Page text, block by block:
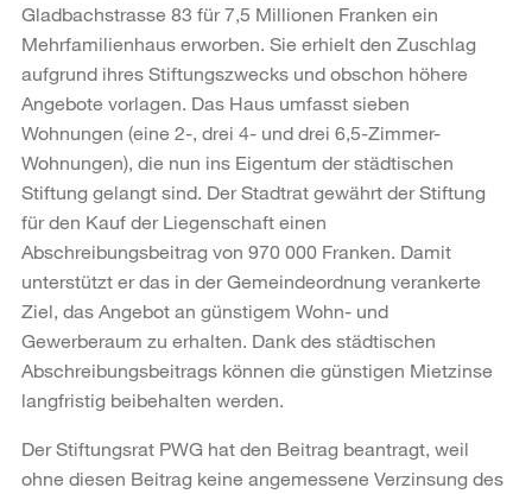
Gladbachstrasse 83 für 7,5 Millionen Franken ein
Mehrfamilienhaus erworben. Sie erhielt den Zuschlag
aufgrund ihres Stiftungszwecks und obschon höhere
Angebote vorlagen. Das Haus umfasst sieben
Wohnungen (eine 2-, drei 4- und drei 6,5-Zimmer-
Wohnungen), die nun ins Eigentum der städtischen
Stiftung gelangt sind. Der Stadtrat gewährt der Stiftung
für den Kauf der Liegenschaft einen
Abschreibungsbeitrag von 970 000 Franken. Damit
unterstützt er das in der Gemeindeordnung verankerte
Ziel, das Angebot an günstigem Wohn- und
Gewerberaum zu erhalten. Dank des städtischen
Abschreibungsbeitrags können die günstigen Mietzinse
langfristig beibehalten werden.
Der Stiftungsrat PWG hat den Beitrag beantragt, weil
ohne diesen Beitrag keine angemessene Verzinsung des